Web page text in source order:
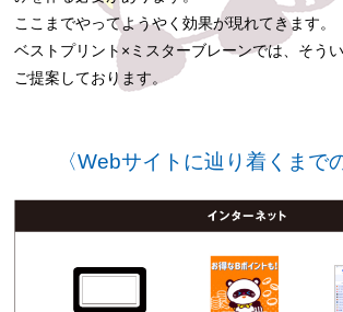
ここまでやってようやく効果が現れてきます。
ベストプリント×ミスターブレーンでは、そう
ご提案しております。
〈Webサイトに辿り着くまで